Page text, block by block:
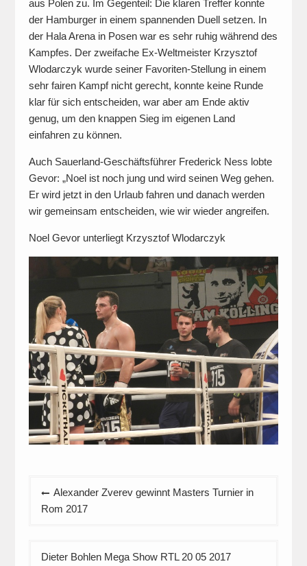
aus Polen zu. Im Gegenteil: Die klaren Treffer konnte
der Hamburger in einem spannenden Duell setzen. In
der Hala Arena in Posen war es sehr ruhig während des
Kampfes. Der zweifache Ex-Weltmeister Krzysztof
Wlodarczyk wurde seiner Favoriten-Stellung in einem
sehr fairen Kampf nicht gerecht, konnte keine Runde
klar für sich entscheiden, war aber am Ende aktiv
genug, um den knappen Sieg im eigenen Land
einfahren zu können.
Auch Sauerland-Geschäftsführer Frederick Ness lobte
Gevor: „Noel ist noch jung und wird seinen Weg gehen.
Er wird jetzt in den Urlaub fahren und danach werden
wir gemeinsam entscheiden, wie wir wieder angreifen.
Noel Gevor unterliegt Krzysztof Wlodarczyk
Beitragsnavigation
Alexander Zverev gewinnt Masters Turnier in
Rom 2017
Dieter Bohlen Mega Show RTL 20 05 2017